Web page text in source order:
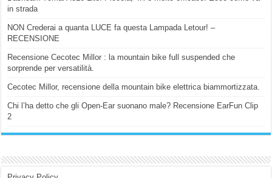
in strada
NON Crederai a quanta LUCE fa questa Lampada Letour! –
RECENSIONE
Recensione Cecotec Millor : la mountain bike full suspended che
sorprende per versatilità.
Cecotec Millor, recensione della mountain bike elettrica biammortizzata.
Chi l’ha detto che gli Open-Ear suonano male? Recensione EarFun Clip
2